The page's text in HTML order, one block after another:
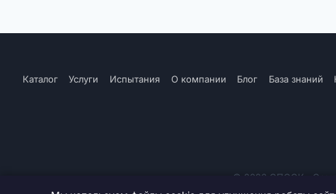
Каталог Услуги Испытания О компании Блог База знаний
© 2026 СПССК